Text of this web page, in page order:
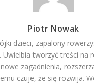
Piotr Nowak
dzieci, zapalony
Uwielbia tworzyć treści na
zagadnienia,
czuje, że się rozwija.